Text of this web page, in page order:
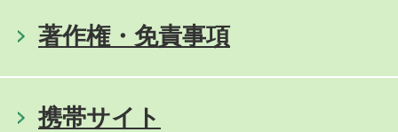
著作権・免責事項
携帯サイト